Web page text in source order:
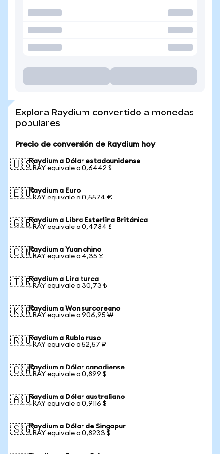
Explora Raydium convertido a monedas
populares
Precio de conversión de Raydium hoy
🇺🇸Raydium a Dólar estadounidense
1 RAY equivale a 0,6442 $
🇪🇺Raydium a Euro
1 RAY equivale a 0,5574 €
🇬🇧Raydium a Libra Esterlina Británica
1 RAY equivale a 0,4784 £
🇨🇳Raydium a Yuan chino
1 RAY equivale a 4,35 ¥
🇹🇷Raydium a Lira turca
1 RAY equivale a 30,73 ₺
🇰🇷Raydium a Won surcoreano
1 RAY equivale a 906,95 ₩
🇷🇺Raydium a Rublo ruso
1 RAY equivale a 52,57 ₽
🇨🇦Raydium a Dólar canadiense
1 RAY equivale a 0,899 $
🇦🇺Raydium a Dólar australiano
1 RAY equivale a 0,9116 $
🇸🇬Raydium a Dólar de Singapur
1 RAY equivale a 0,8233 $